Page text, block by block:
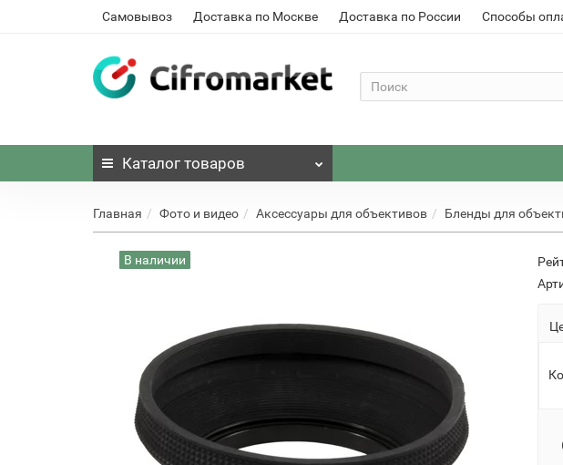
Самовывоз Доставка по Москве Доставка по России Способы
Каталог товаров
Главная Фото и видео Аксессуары для объективов Бленды для
В наличии